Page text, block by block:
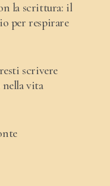
la scrittura: il
per respirare
scrivere
nella vita